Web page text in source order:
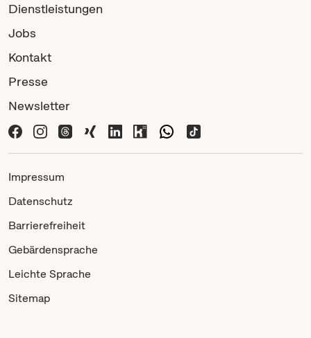
Dienstleistungen
Jobs
Kontakt
Presse
Newsletter
Impressum
Datenschutz
Barrierefreiheit
Gebärdensprache
Leichte Sprache
Sitemap